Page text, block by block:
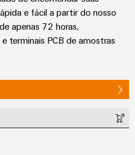
e fácil a partir do nosso
apenas 72 horas,
terminais PCB de amostras